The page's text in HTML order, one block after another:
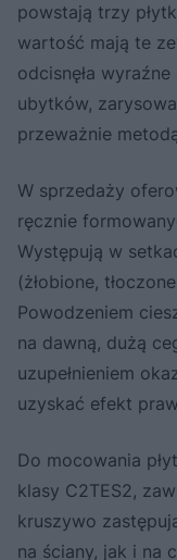
powstają trzy
wartość mają te
odcisnęła
ubytków,
przeważnie
W sprzedaży
ręcznie
Występują w
(żłobione,
Powodzeniem
na dawną, dużą
uzupełnieniem
uzyskać efekt
Do mocowania
klasy C2TES2,
kruszywo
na ściany, jak i na